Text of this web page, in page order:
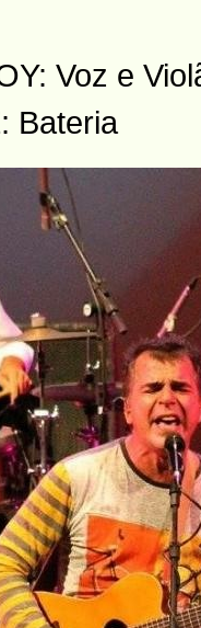
Voz e
Bateria